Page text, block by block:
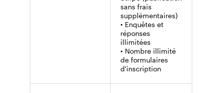
sans frais
supplémentaires)
• Enquêtes et
réponses
illimitées
• Nombre illimité
de formulaires
d'inscription